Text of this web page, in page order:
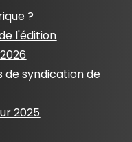
?
l'édition
de syndication de
2025